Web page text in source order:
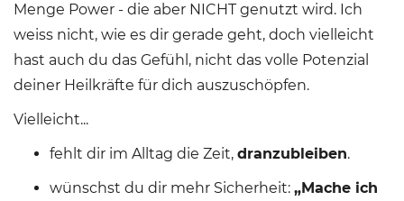
Menge Power - die aber NICHT genutzt wird. Ich
weiss nicht, wie es dir gerade geht, doch vielleicht
hast auch du das Gefühl, nicht das volle Potenzial
deiner Heilkräfte für dich auszuschöpfen.
Vielleicht...
fehlt dir im Alltag die Zeit, dranzubleiben.
wünschst du dir mehr Sicherheit: „Mache ich